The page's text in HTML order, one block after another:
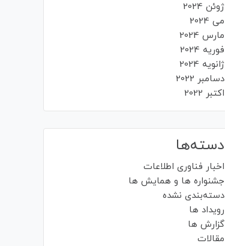
ژوئن 2024
می 2024
مارس 2024
فوریه 2024
ژانویه 2024
دسامبر 2022
اکتبر 2022
دسته‌ها
اخبار فناوری اطلاعات
جشنواره ها و همایش ها
دسته‌بندی نشده
رویداد ها
گزارش ها
مقالات